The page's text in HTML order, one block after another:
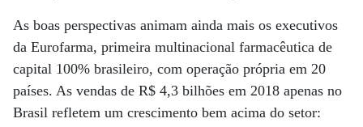
As boas perspectivas animam ainda mais os executivos
da Eurofarma, primeira multinacional farmacêutica de
capital 100% brasileiro, com operação própria em 20
países. As vendas de R$ 4,3 bilhões em 2018 apenas no
Brasil refletem um crescimento bem acima do setor: